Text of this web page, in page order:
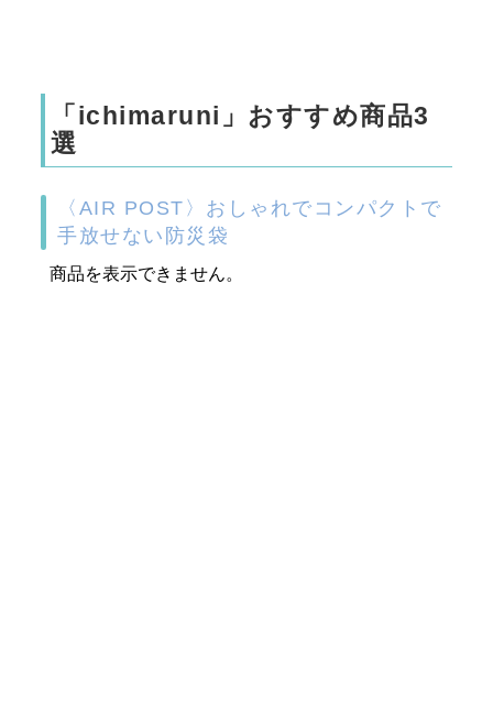
「ichimaruni」おすすめ商品3
選
〈AIR POST〉おしゃれでコンパクトで
手放せない防災袋